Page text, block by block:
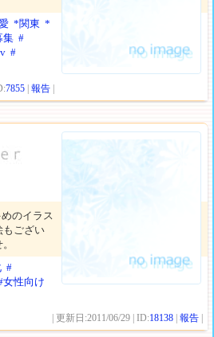
*関東 *
集 #
#
7855 |報告
のイラス
もござい
#
女性向け
| 更新日:2011/06/29 | ID:18138 |報告